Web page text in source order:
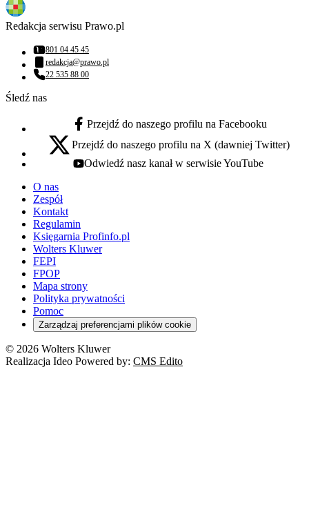
Redakcja serwisu Prawo.pl
Numer telefonu:
801 04 45 45
Adres email:
redakcja@prawo.pl
Numer telefonu:
22 535 88 00
Śledź nas
facebook - otwiera się w nowej karcie
Przejdź do naszego profilu na Facebooku
x - otwiera się w nowej karcie
Przejdź do naszego profilu na X (dawniej Twitter)
youtube - otwiera się w nowej karcie
Odwiedź nasz kanał w serwisie YouTube
O nas
Zespół
Kontakt
Regulamin
Księgarnia Profinfo.pl
Wolters Kluwer
FEPI
FPOP
Mapa strony
Polityka prywatności
Pomoc
Zarządzaj preferencjami plików cookie
© 2026 Wolters Kluwer
Realizacja Ideo Powered by: CMS Edito